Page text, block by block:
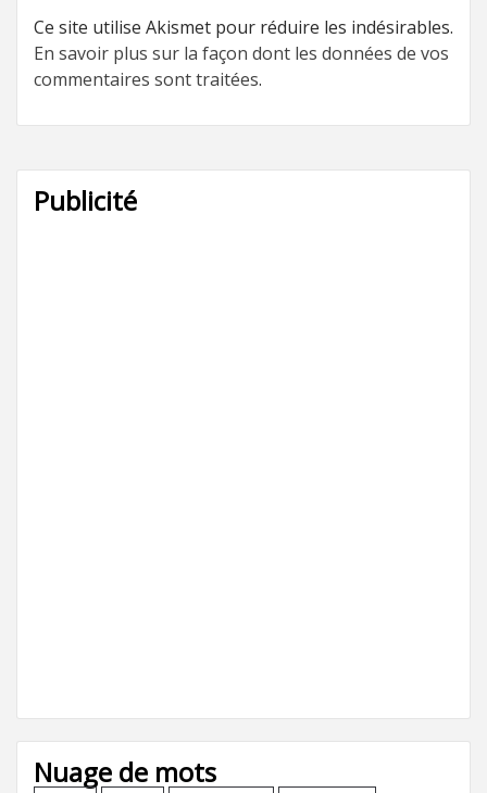
Ce site utilise Akismet pour réduire les indésirables.
En savoir plus sur la façon dont les données de vos
commentaires sont traitées.
Publicité
Nuage de mots